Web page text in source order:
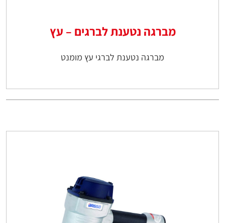
מברגה נטענת לברגים – עץ
מברגה נטענת לברגי עץ מומנט